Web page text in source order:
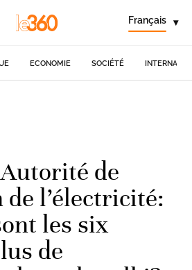
Français ▾
ECONOMIE SOCIÉTÉ
de
l’électricité:
les six
de